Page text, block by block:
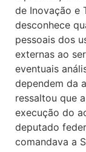
de Inovação e
desconhece
pessoais dos
externas ao
eventuais
dependem da
ressaltou que
execução do
deputado
comandava a